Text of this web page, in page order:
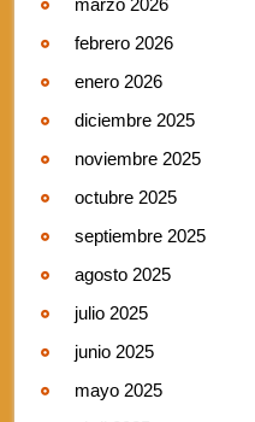
marzo 2026
febrero 2026
enero 2026
diciembre 2025
noviembre 2025
octubre 2025
septiembre 2025
agosto 2025
julio 2025
junio 2025
mayo 2025